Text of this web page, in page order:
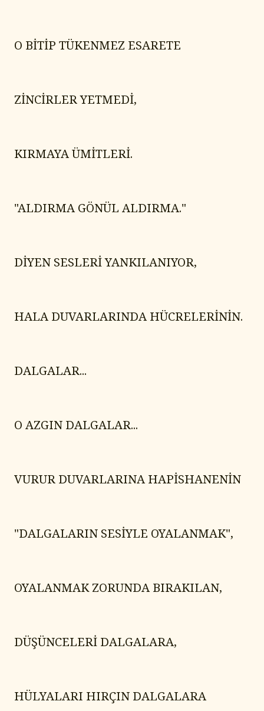
O BİTİP TÜKENMEZ ESARETE
ZİNCİRLER YETMEDİ,
KIRMAYA ÜMİTLERİ.
"ALDIRMA GÖNÜL ALDIRMA."
DİYEN SESLERİ YANKILANIYOR,
HALA DUVARLARINDA HÜCRELERİNİN.
DALGALAR...
O AZGIN DALGALAR...
VURUR DUVARLARINA HAPİSHANENİN
"DALGALARIN SESİYLE OYALANMAK",
OYALANMAK ZORUNDA BIRAKILAN,
DÜŞÜNCELERİ DALGALARA,
HÜLYALARI HIRÇIN DALGALARA